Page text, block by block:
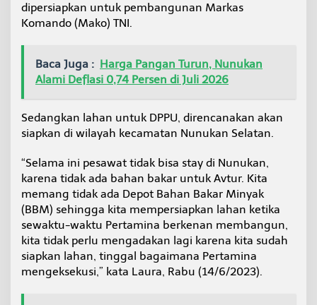
A
v
r
dipersiapkan untuk pembangunan Markas
Komando (Mako) TNI.
Baca Juga : Harga Pangan Turun, Nunukan
Alami Deflasi 0,74 Persen di Juli 2026
Sedangkan lahan untuk DPPU, direncanakan akan
siapkan di wilayah kecamatan Nunukan Selatan.
“Selama ini pesawat tidak bisa stay di Nunukan,
karena tidak ada bahan bakar untuk Avtur. Kita
memang tidak ada Depot Bahan Bakar Minyak
(BBM) sehingga kita mempersiapkan lahan ketika
sewaktu-waktu Pertamina berkenan membangun,
kita tidak perlu mengadakan lagi karena kita sudah
siapkan lahan, tinggal bagaimana Pertamina
mengeksekusi,” kata Laura, Rabu (14/6/2023).